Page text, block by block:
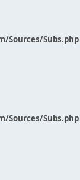
Sources/Subs.php
Sources/Subs.php